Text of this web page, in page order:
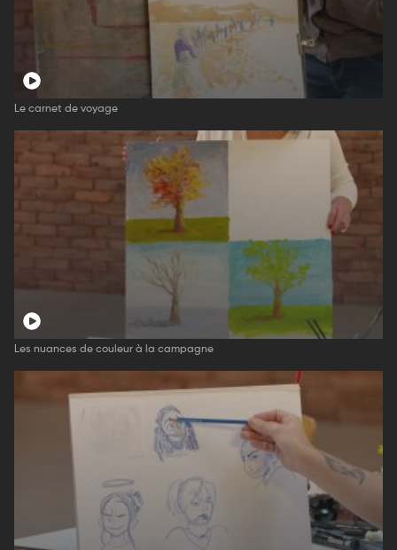
Le carnet de voyage
Les nuances de couleur à la campagne